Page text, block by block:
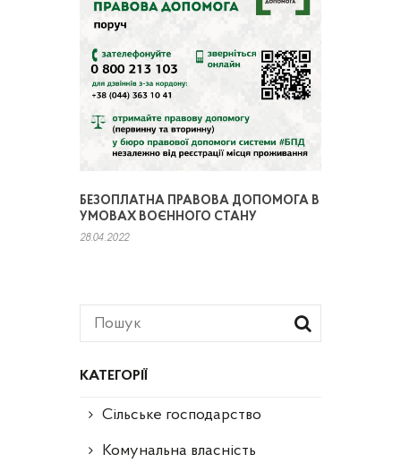
КАТЕГОРІЇ
Сільське господарство
Комунальна власність
БЕЗОПЛАТНА ПРАВОВА ДОПОМОГА В
УМОВАХ ВОЄННОГО СТАНУ
28.04.2022